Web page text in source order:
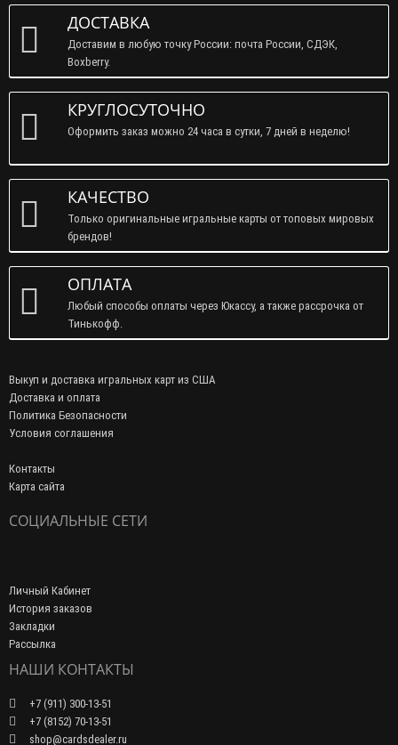
ДОСТАВКА
Доставим в любую точку России: почта России, СДЭК,
Boxberry.
КРУГЛОСУТОЧНО
Оформить заказ можно 24 часа в сутки, 7 дней в неделю!
КАЧЕСТВО
Только оригинальные игральные карты от топовых мировых
брендов!
ОПЛАТА
Любый способы оплаты через Юкассу, а также рассрочка от
Тинькофф.
Выкуп и доставка игральных карт из США
Доставка и оплата
Политика Безопасности
Условия соглашения
Контакты
Карта сайта
СОЦИАЛЬНЫЕ СЕТИ
Личный Кабинет
История заказов
Закладки
Рассылка
НАШИ КОНТАКТЫ
+7 (911) 300-13-51
+7 (8152) 70-13-51
shop@cardsdealer.ru